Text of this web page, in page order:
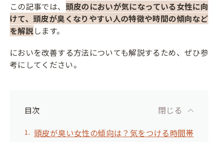
この記事では、 頭皮のにおいが気になっている女性に向
けて、頭皮が臭くなりやすい人の特徴や時間の傾向など
を解説します。
においを改善する方法についても解説するため、ぜひ参
考にしてください。
目次
頭皮が臭い女性の傾向は？気をつける時間帯
閉じる